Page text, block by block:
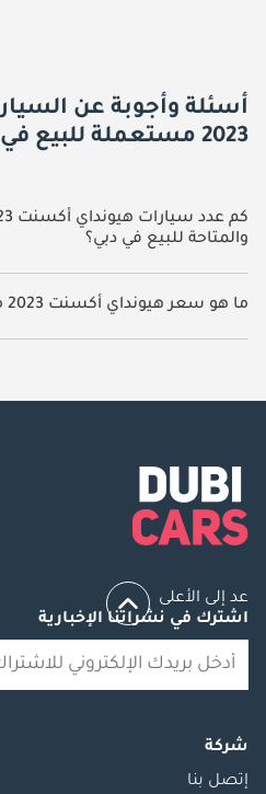
أسئلة وأجوبة عن
2023 مستعملة للبيع في دبي
والمتاحة للبيع في دبي؟
5 سيارة هيونداي أكسنت 2023 مستعملة متوفرة للبيع في دبي.
ما هو سعر هيونداي أكسنت 2023 مستعملة في دبي؟
يبدأ سعر سيارة هيونداي أكسنت 2023 مستعملة في دبي
عد إلى الأعلى
اشترك في نشراتنا الإخبارية
شركة
إتصل بنا